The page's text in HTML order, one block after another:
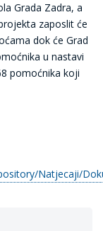
Grada Zadra, a
zaposlit će
dok će Grad
u nastavi
pomoćnika koji
Natjecaji/